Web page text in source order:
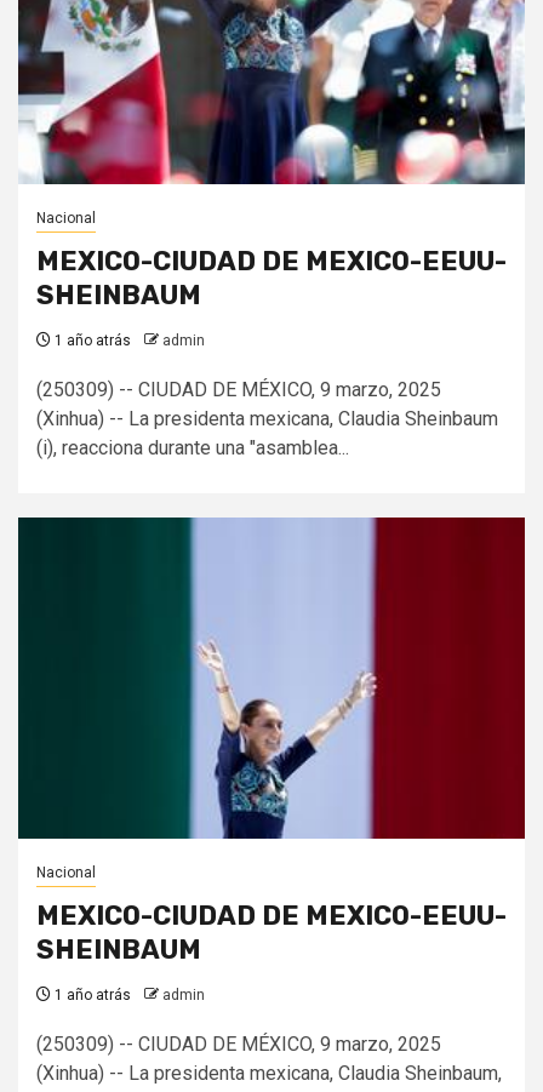
Nacional
MEXICO-CIUDAD DE MEXICO-EEUU-
SHEINBAUM
1 año atrás admin
(250309) -- CIUDAD DE MÉXICO, 9 marzo, 2025
(Xinhua) -- La presidenta mexicana, Claudia Sheinbaum
(i), reacciona durante una "asamblea...
Nacional
MEXICO-CIUDAD DE MEXICO-EEUU-
SHEINBAUM
1 año atrás admin
(250309) -- CIUDAD DE MÉXICO, 9 marzo, 2025
(Xinhua) -- La presidenta mexicana, Claudia Sheinbaum,